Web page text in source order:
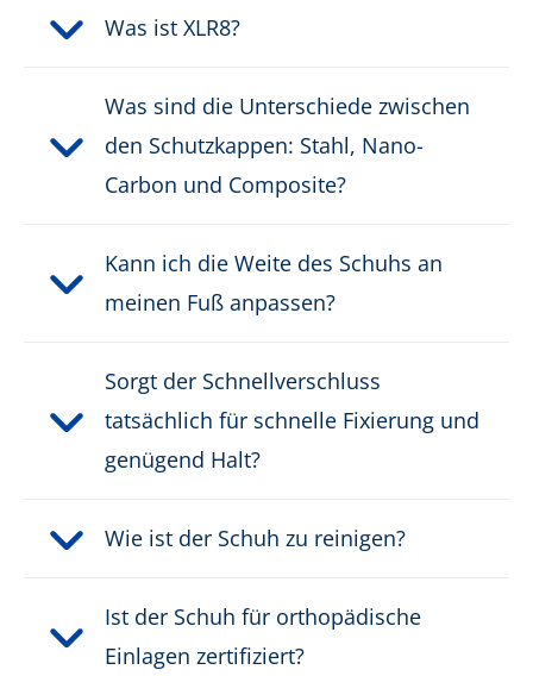
Was ist XLR8?
Was sind die Unterschiede zwischen
den Schutzkappen: Stahl, Nano-
Carbon und Composite?
Kann ich die Weite des Schuhs an
meinen Fuß anpassen?
Sorgt der Schnellverschluss
tatsächlich für schnelle Fixierung und
genügend Halt?
Wie ist der Schuh zu reinigen?
Ist der Schuh für orthopädische
Einlagen zertifiziert?